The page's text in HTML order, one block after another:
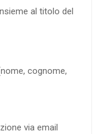
al titolo del
cognome,
via email